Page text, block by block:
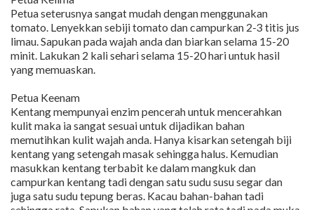
Petua seterusnya sangat mudah dengan menggunakan
tomato. Lenyekkan sebiji tomato dan campurkan 2-3 titis jus
limau. Sapukan pada wajah anda dan biarkan selama 15-20
minit. Lakukan 2 kali sehari selama 15-20 hari untuk hasil
yang memuaskan.
Petua Keenam
Kentang mempunyai enzim pencerah untuk mencerahkan
kulit maka ia sangat sesuai untuk dijadikan bahan
memutihkan kulit wajah anda. Hanya kisarkan setengah biji
kentang yang setengah masak sehingga halus. Kemudian
masukkan kentang terbabit ke dalam mangkuk dan
campurkan kentang tadi dengan satu sudu susu segar dan
juga satu sudu tepung beras. Kacau bahan-bahan tadi